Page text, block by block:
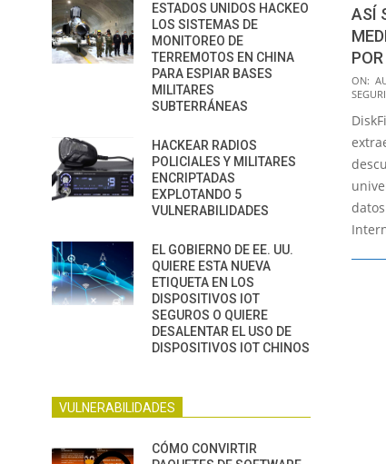
ASÍ
2016-
08-
12
ON:
ESTADOS UNIDOS HACKEO
LOS SISTEMAS DE
MONITOREO DE
TERREMOTOS EN CHINA
PARA ESPIAR BASES
MILITARES
SUBTERRÁNEAS
HACKEAR RADIOS
POLICIALES Y MILITARES
ENCRIPTADAS
EXPLOTANDO 5
VULNERABILIDADES
EL GOBIERNO DE EE. UU.
QUIERE ESTA NUEVA
ETIQUETA EN LOS
DISPOSITIVOS IOT
SEGUROS O QUIERE
DESALENTAR EL USO DE
DISPOSITIVOS IOT CHINOS
VULNERABILIDADES
CÓMO CONVIRTIR